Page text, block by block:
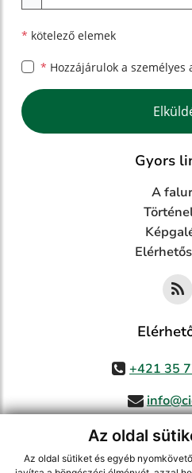
Az oldal
Az oldal sütiket és egyéb
* kötelező elemek
* Hozzájárulok a személyes
Google reCaptcha Response
Gyors
A
+421 35